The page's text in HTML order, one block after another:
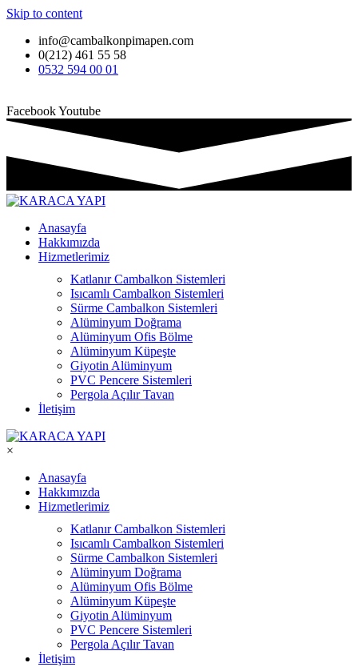
Skip to content
info@cambalkonpimapen.com
0(212) 461 55 58
0532 594 00 01
FacebookYoutube
Anasayfa
Hakkımızda
Hizmetlerimiz
Katlanır Cambalkon Sistemleri
Isıcamlı Cambalkon Sistemleri
Sürme Cambalkon Sistemleri
Alüminyum Doğrama
Alüminyum Ofis Bölme
Alüminyum Küpeşte
Giyotin Alüminyum
PVC Pencere Sistemleri
Pergola Açılır Tavan
İletişim
×
Anasayfa
Hakkımızda
Hizmetlerimiz
Katlanır Cambalkon Sistemleri
Isıcamlı Cambalkon Sistemleri
Sürme Cambalkon Sistemleri
Alüminyum Doğrama
Alüminyum Ofis Bölme
Alüminyum Küpeşte
Giyotin Alüminyum
PVC Pencere Sistemleri
Pergola Açılır Tavan
İletişim